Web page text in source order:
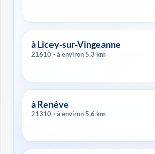
à Licey-sur-Vingeanne
21610 · à environ 5,3 km
à Renève
21310 · à environ 5,6 km